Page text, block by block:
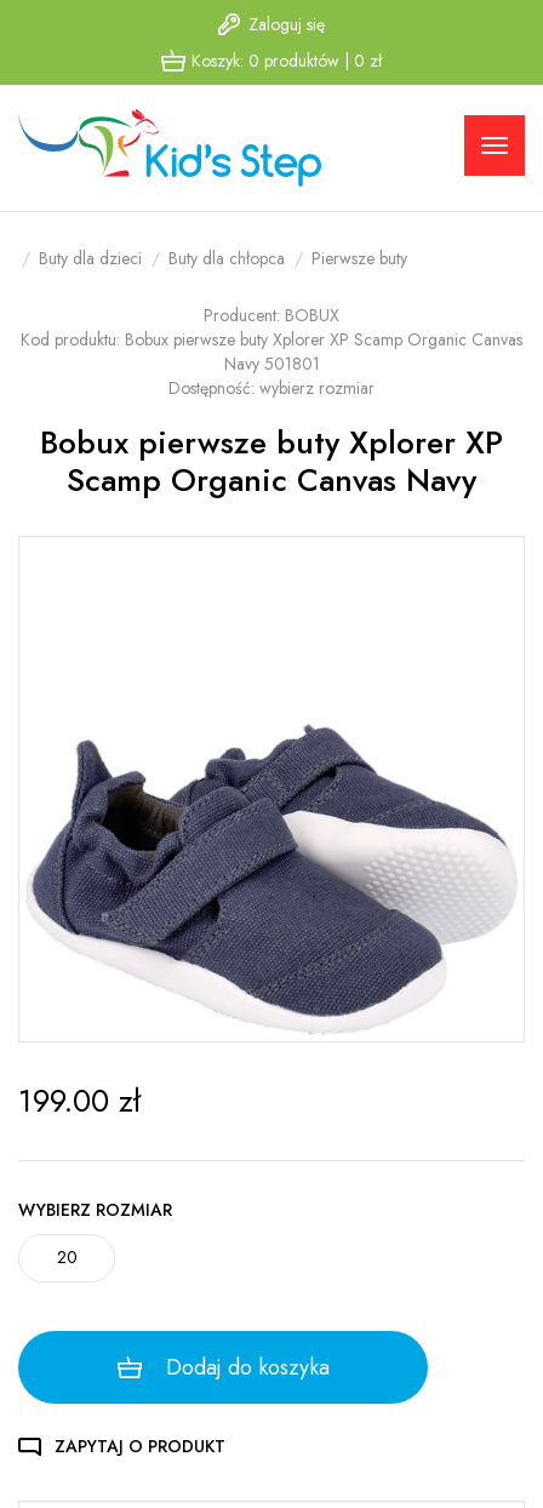
do menu
głównego
do
menu w
stopce
Zaloguj się
Koszyk: 0 produktów 0 zł
Buty dla dzieci Buty dla chłopca Pierwsze buty
Producent: BOBUX
Kod produktu: Bobux pierwsze buty Xplorer XP Scamp Organic Canvas
Navy 501801
Dostępność: wybierz rozmiar
Bobux pierwsze buty Xplorer XP
Scamp Organic Canvas Navy
199.00 zł
WYBIERZ ROZMIAR
20
Dodaj do koszyka
ZAPYTAJ O PRODUKT